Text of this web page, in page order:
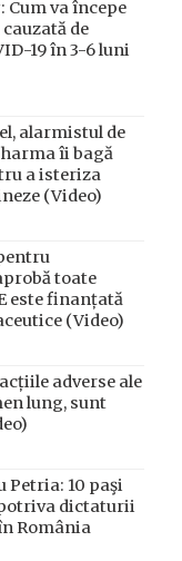
Cum va începe
de
19 în 3-6 luni
alarmistul de
îi bagă
a isteriza
(Video)
toate
este finanțată
(Video)
adverse ale
lung, sunt
Petria: 10 paşi
dictaturii
România